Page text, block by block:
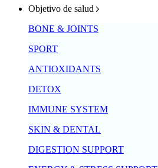
Objetivo de salud
BONE & JOINTS
SPORT
ANTIOXIDANTS
DETOX
IMMUNE SYSTEM
SKIN & DENTAL
DIGESTION SUPPORT